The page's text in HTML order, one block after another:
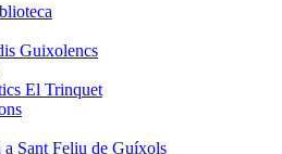
Guixolencs
El Trinquet
a Sant Feliu de Guíxols